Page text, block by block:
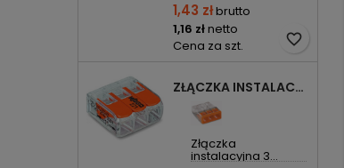
1,43 złbrutto
1,16 złnetto
Cena za szt.
favorite_border
ZŁĄCZKA INSTALACYJNA 3X UNIWERSALNA COMPACT 221-413 WAGO
Złączka
instalacyjna 3...